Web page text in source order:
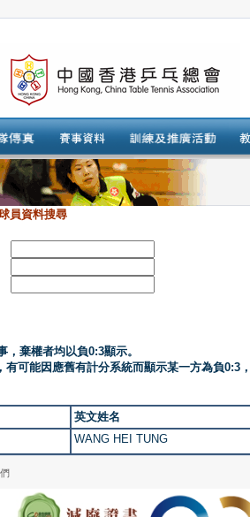
員資料搜尋
棄權者均以負0:3顯示。
有可能因應舊有計分系統而顯示某一方為負0:3
英文姓名
WANG HEI TUNG